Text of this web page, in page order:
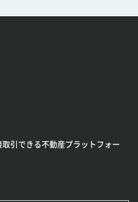
取引できる不動産プラットフォー